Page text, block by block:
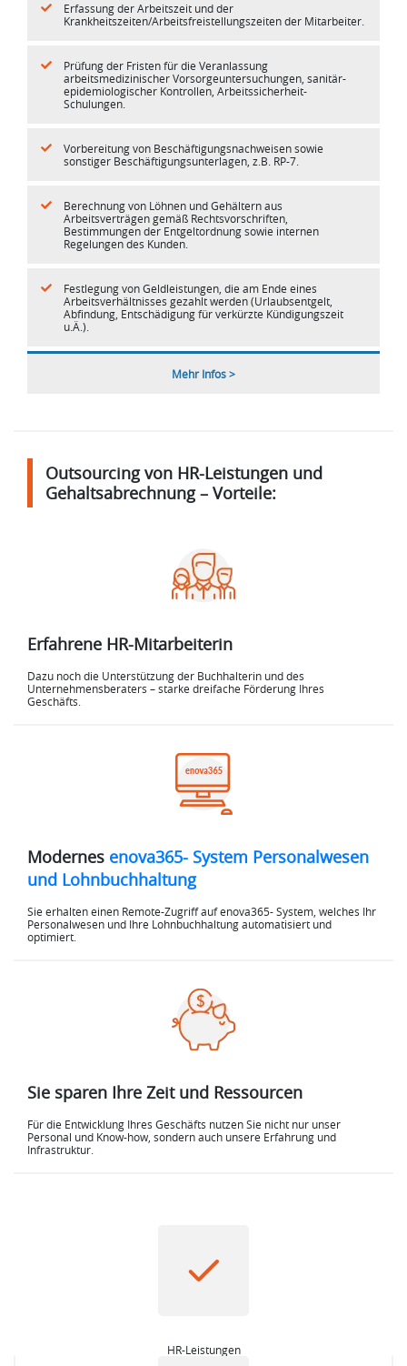
Erfassung der Arbeitszeit und der
Krankheitszeiten/Arbeitsfreistellungszeiten der Mitarbeiter.
Prüfung der Fristen für die Veranlassung
arbeitsmedizinischer Vorsorgeuntersuchungen, sanitär-
epidemiologischer Kontrollen, Arbeitssicherheit-
Schulungen.
Vorbereitung von Beschäftigungsnachweisen sowie
sonstiger Beschäftigungsunterlagen, z.B. RP-7.
Berechnung von Löhnen und Gehältern aus
Arbeitsverträgen gemäß Rechtsvorschriften,
Bestimmungen der Entgeltordnung sowie internen
Regelungen des Kunden.
Festlegung von Geldleistungen, die am Ende eines
Arbeitsverhältnisses gezahlt werden (Urlaubsentgelt,
Abfindung, Entschädigung für verkürzte Kündigungszeit
u.Ä.).
Mehr Infos >
Outsourcing von HR-Leistungen und
Gehaltsabrechnung – Vorteile:
Erfahrene HR-Mitarbeiterin
Dazu noch die Unterstützung der Buchhalterin und des
Unternehmensberaters – starke dreifache Förderung Ihres
Geschäfts.
Modernes enova365- System Personalwesen
und Lohnbuchhaltung
Sie erhalten einen Remote-Zugriff auf enova365- System, welches Ihr
Personalwesen und Ihre Lohnbuchhaltung automatisiert und
optimiert.
Sie sparen Ihre Zeit und Ressourcen
Für die Entwicklung Ihres Geschäfts nutzen Sie nicht nur unser
Personal und Know-how, sondern auch unsere Erfahrung und
Infrastruktur.
HR-Leistungen